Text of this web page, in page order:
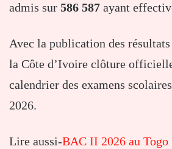
admis sur 586 587 ayant
Avec la publication des
la Côte d’Ivoire clôture
calendrier des examens
2026.
Lire aussi-BAC II 2026 au Togo